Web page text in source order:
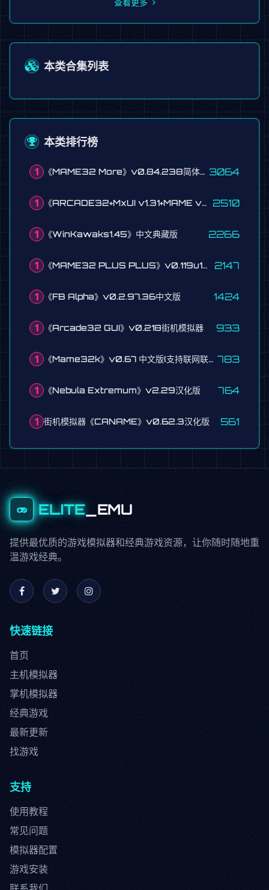
查看更多
本类合集列表
本类排行榜
1 《MAME32 More》v0.84.238简体中文版 3064
1 《ARCADE32+MxUI v1.31+MAME v0.230》街机模拟器UI图形界面整合版（含101个经典游戏） 2510
1 《WinKawaks1.45》中文典藏版 2266
1 《MAME32 PLUS PLUS》v0.119u1繁体中文版 2147
1 《FB Alpha》v0.2.97.36中文版 1424
1 《Arcade32 GUI》v0.218街机模拟器 933
1 《Mame32k》v0.67 中文版(支持联网联机游戏) 783
1 《Nebula Extremum》v2.29汉化版 764
1 街机模拟器《CANAME》v0.62.3汉化版 561
ELITE _EMU
提供最优质的游戏模拟器和经典游戏资源，让你随时随地重
温游戏经典。
快速链接
首页
主机模拟器
掌机模拟器
经典游戏
最新更新
找游戏
支持
使用教程
常见问题
模拟器配置
游戏安装